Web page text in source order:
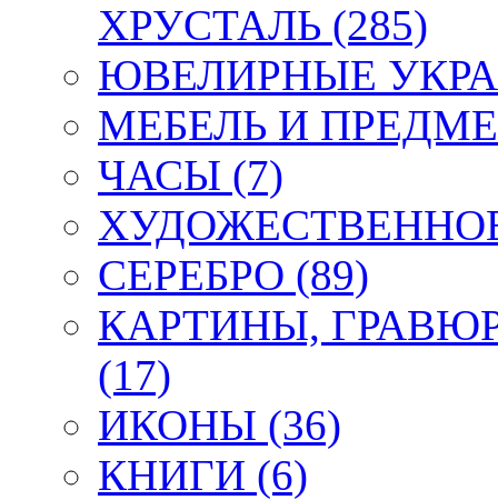
ХРУСТАЛЬ (285)
ЮВЕЛИРНЫЕ
МЕБЕЛЬ И
ЧАСЫ (7)
СЕРЕБРО (89)
КАРТИНЫ,
(17)
ИКОНЫ (36)
КНИГИ (6)